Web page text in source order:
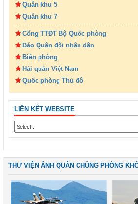
Quân khu 5
Quân khu 7
Cổng TTĐT Bộ Quốc phòng
Báo Quân đội nhân dân
Biên phòng
Hải quân Việt Nam
Quốc phòng Thủ đô
LIÊN KẾT WEBSITE
THƯ VIỆN ẢNH QUÂN CHỦNG PHÒNG